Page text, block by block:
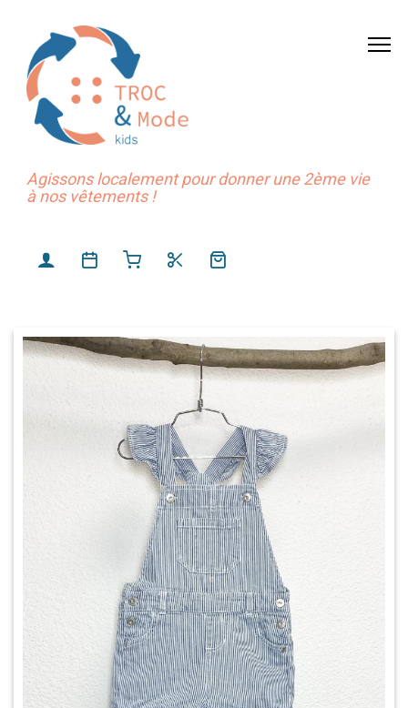
Agissons localement pour donner une 2ème vie
à nos vêtements !